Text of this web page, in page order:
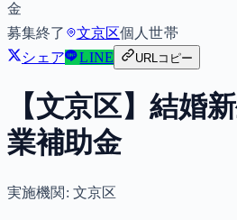
金
募集終了
文京区個人世帯
シェア
LINE URLコピー
【文京区】結婚
業補助金
実施機関: 文京区